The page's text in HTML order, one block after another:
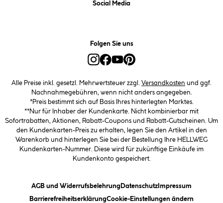
Social Media
Folgen Sie uns
Alle Preise inkl. gesetzl. Mehrwertsteuer zzgl. Versandkosten und ggf.
Nachnahmegebühren, wenn nicht anders angegeben.
*Preis bestimmt sich auf Basis Ihres hinterlegten Marktes.
**Nur für Inhaber der Kundenkarte. Nicht kombinierbar mit
Sofortrabatten, Aktionen, Rabatt-Coupons und Rabatt-Gutscheinen. Um
den Kundenkarten-Preis zu erhalten, legen Sie den Artikel in den
Warenkorb und hinterlegen Sie bei der Bestellung Ihre HELLWEG
Kundenkarten-Nummer. Diese wird für zukünftige Einkäufe im
Kundenkonto gespeichert.
AGB und Widerrufsbelehrung (öffnet ein Dialogfeld)
Datenschutz(öffnet ein Dialogfeld)
Impressum
Barrierefreiheitserklärung(öffnet ein Dialogfeld)
Cookie-Einstellungen ändern(öffnet